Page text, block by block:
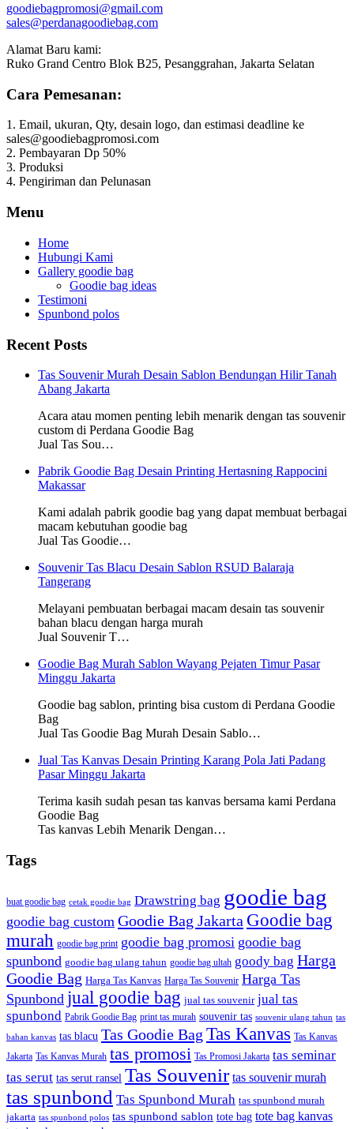
goodiebagpromosi@gmail.com
sales@perdanagoodiebag.com
Alamat Baru kami:
Ruko Grand Centro Blok B25, Pesanggrahan, Jakarta Selatan
Cara Pemesanan:
1. Email, ukuran, Qty, desain logo, dan estimasi deadline ke
sales@goodiebagpromosi.com
2. Pembayaran Dp 50%
3. Produksi
4. Pengiriman dan Pelunasan
Menu
Home
Hubungi Kami
Gallery goodie bag
Goodie bag ideas
Testimoni
Spunbond polos
Recent Posts
Tas Souvenir Murah Desain Sablon Bendungan Hilir Tanah
Abang Jakarta
Acara atau momen penting lebih menarik dengan tas souvenir
custom di Perdana Goodie Bag
Jual Tas Sou…
Pabrik Goodie Bag Desain Printing Hertasning Rappocini
Makassar
Kami adalah pabrik goodie bag yang dapat membuat berbagai
macam kebutuhan goodie bag
Jual Tas Goodie…
Souvenir Tas Blacu Desain Sablon RSUD Balaraja
Tangerang
Melayani pembuatan berbagai macam desain tas souvenir
bahan blacu dengan harga murah
Jual Souvenir T…
Goodie Bag Murah Sablon Wayang Pejaten Timur Pasar
Minggu Jakarta
Goodie bag sablon, printing bisa custom di Perdana Goodie
Bag
Jual Tas Goodie Bag Murah Desain Sablo…
Jual Tas Kanvas Desain Printing Karang Pola Jati Padang
Pasar Minggu Jakarta
Terima kasih sudah pesan tas kanvas bersama kami Perdana
Goodie Bag
Tas kanvas Lebih Menarik Dengan…
Tags
buat goodie bag cetak goodie bag Drawstring bag goodie bag
goodie bag custom Goodie Bag Jakarta Goodie bag
murah goodie bag print goodie bag promosi goodie bag
spunbond goodie bag ulang tahun goodie bag ultah goody bag Harga
Goodie Bag Harga Tas Kanvas Harga Tas Souvenir Harga Tas
Spunbond jual goodie bag jual tas souvenir jual tas
spunbond Pabrik Goodie Bag print tas murah souvenir tas souvenir ulang tahun tas
bahan kanvas tas blacu Tas Goodie Bag Tas Kanvas Tas Kanvas
Jakarta Tas Kanvas Murah tas promosi Tas Promosi Jakarta tas seminar
tas serut tas serut ransel Tas Souvenir tas souvenir murah
tas spunbond Tas Spunbond Murah tas spunbond murah
jakarta tas spunbond polos tas spunbond sablon tote bag tote bag kanvas